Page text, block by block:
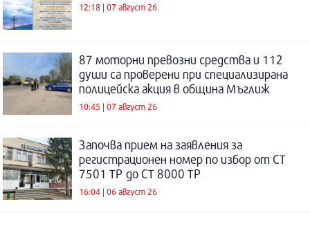
12:18 | 07 август 26
87 моторни превозни средства и 112
души са проверени при специализирана
полицейска акция в община Мъглиж
10:45 | 07 август 26
Започва прием на заявления за
регистрационен номер по избор от СТ
7501 ТР до СТ 8000 ТР
16:04 | 06 август 26